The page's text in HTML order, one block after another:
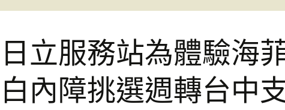
日立服務站為體驗海
白內障挑選週轉台中